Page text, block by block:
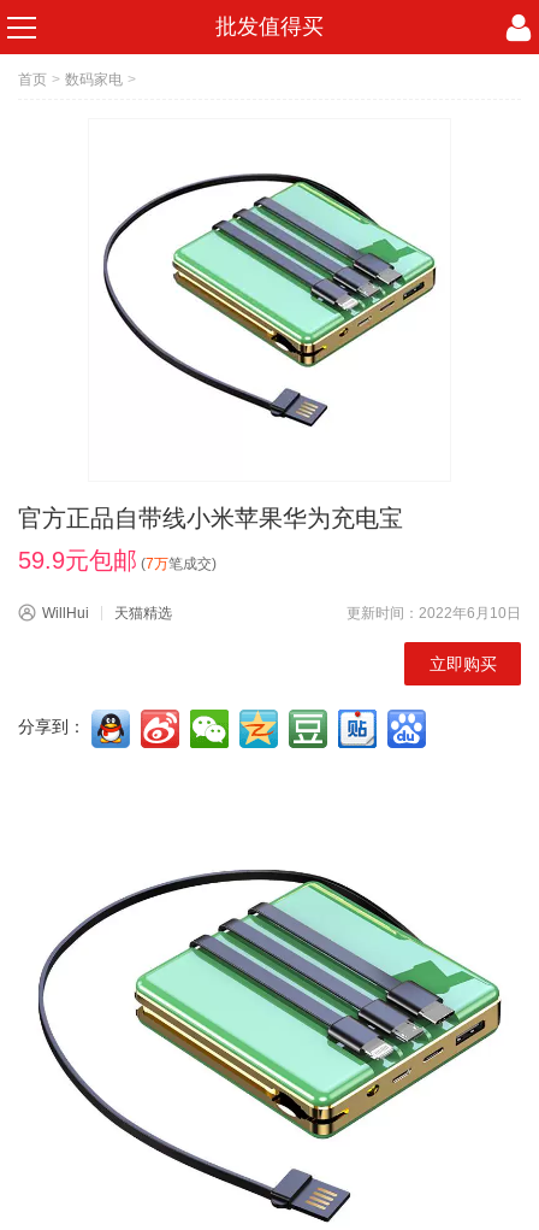
批发值得买
首页 > 数码家电 >
官方正品自带线小米苹果华为充电宝
59.9元包邮 (7万笔成交)
WillHui 天猫精选 更新时间：2022年6月10日
立即购买
分享到：